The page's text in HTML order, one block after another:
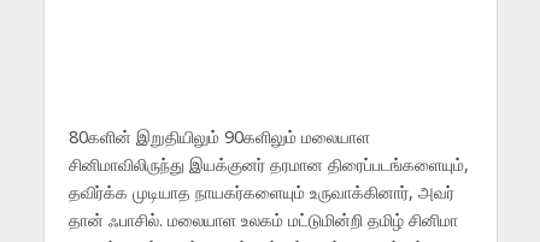
80களின் இறுதியிலும் 90களிலும் மலையாள
சினிமாவிலிருந்து இயக்குனர் தரமான திரைப்படங்களையும்,
தவிர்க்க முடியாத நாயகர்களையும் உருவாக்கினார், அவர்
தான் ஃபாசில். மலையாள உலகம் மட்டுமின்றி தமிழ் சினிமா